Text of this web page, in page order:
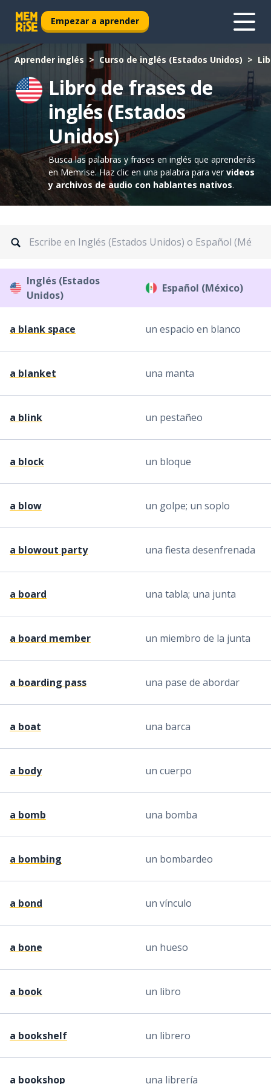
Empezar a aprender
Aprender inglés Curso de inglés (Estados Unidos)
Libro de frases de
inglés (Estados
Unidos)
Busca las palabras y frases en inglés que aprenderás
en Memrise. Haz clic en una palabra para vervideos
y archivos de audio con hablantes nativos.
Inglés (Estados
Unidos)
Español (México)
a blank space un espacio en blanco
a blanket una manta
a blink un pestañeo
a block un bloque
a blow un golpe; un soplo
a blowout party una fiesta desenfrenada
a board una tabla; una junta
a board member un miembro de la junta
a boarding pass una pase de abordar
a boat una barca
a body un cuerpo
a bomb una bomba
a bombing un bombardeo
a bond un vínculo
a bone un hueso
a book un libro
a bookshelf un librero
a bookshop una librería